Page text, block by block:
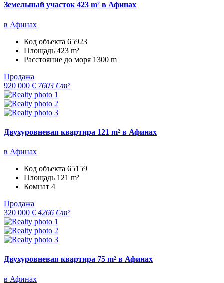
Земельный участок 423 m² в Афинах
в Афинах
Код объекта 65923
Площадь 423 m²
Расстояние до моря 1300 m
Продажа
920 000 € 7603 €/m²
Двухуровневая квартира 121 m² в Афинах
в Афинах
Код объекта 65159
Площадь 121 m²
Комнат 4
Продажа
320 000 € 4266 €/m²
Двухуровневая квартира 75 m² в Афинах
в Афинах